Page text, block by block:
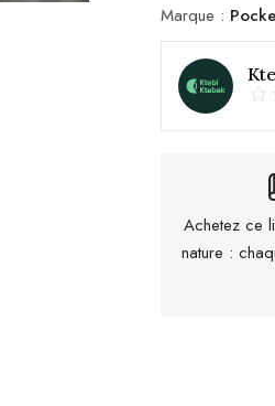
Marque :
Achetez ce
nature :